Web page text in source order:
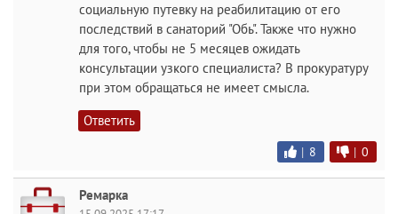
социальную путевку на реабилитацию от его
последствий в санаторий "Обь". Также что нужно
для того, чтобы не 5 месяцев ожидать
консультации узкого специалиста? В прокуратуру
при этом обращаться не имеет смысла.
Ответить
| 8 | 0
Ремарка